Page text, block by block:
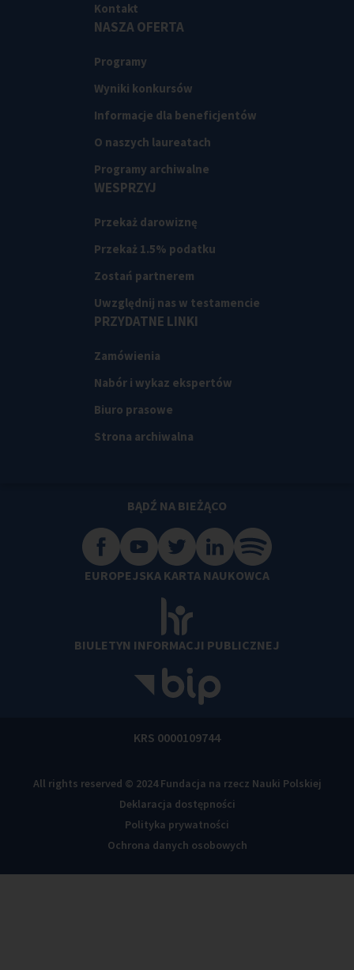
Kontakt
NASZA OFERTA
Programy
Wyniki konkursów
Informacje dla beneficjentów
O naszych laureatach
Programy archiwalne
WESPRZYJ
Przekaż darowiznę
Przekaż 1.5% podatku
Zostań partnerem
Uwzględnij nas w testamencie
PRZYDATNE LINKI
Zamówienia
Nabór i wykaz ekspertów
Biuro prasowe
Strona archiwalna
BĄDŹ NA BIEŻĄCO
EUROPEJSKA KARTA NAUKOWCA
BIULETYN INFORMACJI PUBLICZNEJ
KRS 0000109744
All rights reserved © 2024 Fundacja na rzecz Nauki Polskiej
Deklaracja dostępności
Polityka prywatności
Ochrona danych osobowych